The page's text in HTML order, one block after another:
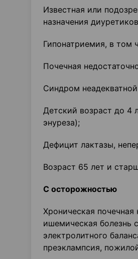
Известная или
назначения
Гипонатриемия, в том
Почечная
Синдром
Детский возраст до 4
энуреза);
Дефицит лактазы,
Возраст 65 лет и
С осторожностью
Хроническая
ишемическая болезнь
электролитного
преэклампсия,